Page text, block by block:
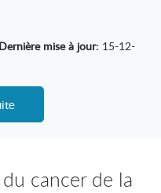
Dernière mise à jour: 15-12-
cancer de la